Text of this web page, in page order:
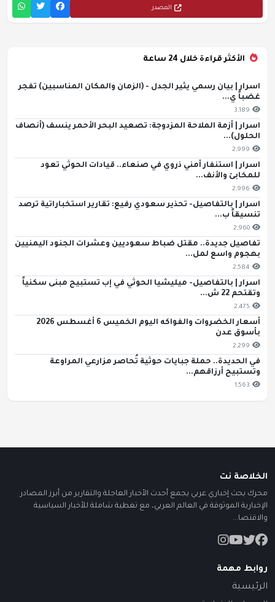
المصدر
الأكثر قراءة خلال 24 ساعة
اسرار | بيان رسمي يثير الجدل - (الزمان والمكان المناسبين) تفجر
غضباً ي...
3,189
اسرار | أزمة الملاحة المزدوجة: تصعيد البحر الأحمر ينسف (أنصاف
الحلول)...
2,999
اسرار | استنفار أمني ذروي في صنعاء.. قيادات الحوثي تعود
للمخابئ والأنف...
2,996
اسرار | بالتفاصيل- تحذير سعودي رفيع: تقارير استخباراتية ترصد
تنسيقاً ب...
2,960
تفاصيل جديدة.. مقتل ضباط سعوديين وعشرات الجنود اليمنيين
بهجوم واسع لمل...
2,584
اسرار | بالتفاصيل- ميليشيا الحوثي في إب تستبيح مبنى سكنياً
وتقتحم 22 ش...
2,475
أسعار الخضروات والفواكه اليوم الخميس 6 أغسطس 2026
بأسوق عدن
2,299
في الحديدة.. حملة جبايات حوثية تُحاصر مزارعي المراوعة
وتستبيح أرزاقهم...
1,563
الخلاصة نت
محرك بحث إخباري عربي يجمع أحدث الأخبار العاجلة والتقارير من أبرز المصادر
الإخبارية الموثوقة في العالم العربي، مع تغطية شاملة للأخبار السياسية
والاقتصا...
روابط مهمة
الرئيسية